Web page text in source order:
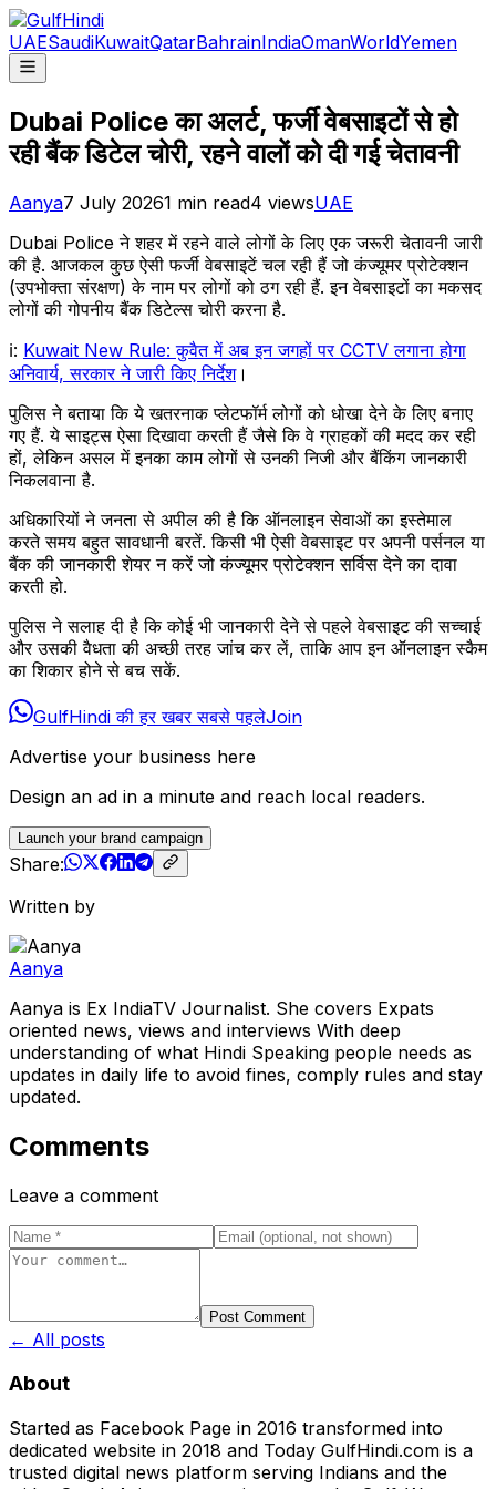
UAESaudiKuwaitQatarBahrainIndiaOmanWorldYemen
Dubai Police का अलर्ट, फर्जी वेबसाइटों से हो
रही बैंक डिटेल चोरी, रहने वालों को दी गई चेतावनी
Aanya7 July 20261 min read4 viewsUAE
Dubai Police ने शहर में रहने वाले लोगों के लिए एक जरूरी चेतावनी जारी
की है. आजकल कुछ ऐसी फर्जी वेबसाइटें चल रही हैं जो कंज्यूमर प्रोटेक्शन
(उपभोक्ता संरक्षण) के नाम पर लोगों को ठग रही हैं. इन वेबसाइटों का मकसद
लोगों की गोपनीय बैंक डिटेल्स चोरी करना है.
ℹ: Kuwait New Rule: कुवैत में अब इन जगहों पर CCTV लगाना होगा
अनिवार्य, सरकार ने जारी किए निर्देश।
पुलिस ने बताया कि ये खतरनाक प्लेटफॉर्म लोगों को धोखा देने के लिए बनाए
गए हैं. ये साइट्स ऐसा दिखावा करती हैं जैसे कि वे ग्राहकों की मदद कर रही
हों, लेकिन असल में इनका काम लोगों से उनकी निजी और बैंकिंग जानकारी
निकलवाना है.
अधिकारियों ने जनता से अपील की है कि ऑनलाइन सेवाओं का इस्तेमाल
करते समय बहुत सावधानी बरतें. किसी भी ऐसी वेबसाइट पर अपनी पर्सनल या
बैंक की जानकारी शेयर न करें जो कंज्यूमर प्रोटेक्शन सर्विस देने का दावा
करती हो.
पुलिस ने सलाह दी है कि कोई भी जानकारी देने से पहले वेबसाइट की सच्चाई
और उसकी वैधता की अच्छी तरह जांच कर लें, ताकि आप इन ऑनलाइन स्कैम
का शिकार होने से बच सकें.
GulfHindi की हर खबर सबसे पहलेJoin
Advertise your business here
Design an ad in a minute and reach local readers.
Launch your brand campaign
Share:
Written by
Aanya
Aanya is Ex IndiaTV Journalist. She covers Expats
oriented news, views and interviews With deep
understanding of what Hindi Speaking people needs as
updates in daily life to avoid fines, comply rules and stay
updated.
Comments
Leave a comment
Post Comment
← All posts
About
Started as Facebook Page in 2016 transformed into
dedicated website in 2018 and Today GulfHindi.com is a
trusted digital news platform serving Indians and the